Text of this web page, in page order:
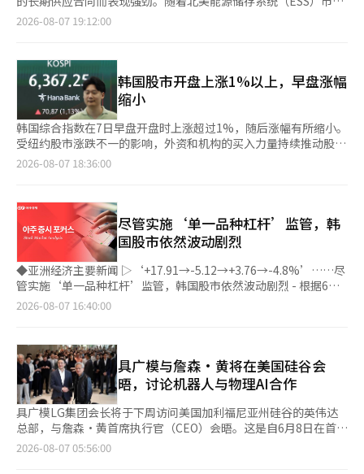
（下跌4.95%）、利诺工业（下跌2.09%）和元益IPS（下跌
5.08%）则出现下跌。※ 本报道经人工智能（AI）系统翻译与编
在延续。 持续高温也推动家电消费由产品销售向服务消费延伸。
随着空调、除湿机使用频率提高，消费者更加关注设备清洁、防霉
需求持续增长。在此背景下，韩国家电企业正加快布局订阅业务，
将产品销售与长期维护服务相结合，培育稳定收入来源。数据显
示，LG电子今年第二季度家电订阅业务销售额达6600亿韩元（约
合人民币31亿元），同比增长5%；三星电子则持续升级人工智能
（AI）家电订阅服务，并推出组合订阅优惠，进一步扩大用户规
模。 在持续高温等极端天气影响下，韩国夏季家电消费正由传统
的季节性销售逐步转向产品销售与订阅服务并重，围绕产品销售、
维护服务及订阅业务的市场竞争也进一步加剧。
的扩展，大规模供应计划的消息使得二次电池相关股票普遍受到买
韩元。 股价的上涨被解读为POSCO Future M日前宣布将在第三季
度与国内电池公司签署正式的长期供应合同的影响。 POSCO
Future M表示，此次合同是为了积极应对北美ESS需求的急剧增
长。计划从明年起至2032年，供应超过19万吨的LFP阳极材料，
但未公开客户名称。 LFP电池的输出相较于NCM（镍·钴·锰）、
NCA（镍·钴·铝）等三元电池略低，但具有较高的价格竞争力和
较长的使用寿命。最近在ESS和电动车等多个领域的使用频率不断
增加。 与此同时，因POSCO Future M的大规模供应消息，二次电
6.56%，SK创新上涨4.14%，LG能源解决方案上涨3.33%。在科
斯达克市场上，代表性的二次电池股票如EcoPro（上涨3.47%）
和EcoProBM（上涨3.41%）也纷纷上涨。※ 本报道经人工智能
（AI）系统翻译与编辑。
2026-08-07 19:12:00
韩国股市开盘上涨1%以上，早盘涨幅
缩小
韩国综合指数在7日早盘开盘时上涨超过1%，随后涨幅有所缩小。
受纽约股市涨跌不一的影响，外资和机构的买入力量持续推动股市
上涨。 根据韩国交易所的数据，截至上午9时17分，韩国综合指数
有所减少。 在证券市场上，个人投资者净卖出2598亿韩元，而外
资和机构分别净买入2838亿韩元和15亿韩元。 韩国综合指数市值
前列的股票普遍上涨。三星电子（0.87%）、SK海力士
（0.20%）、SK广场（0.72%）、三星电机（2.20%）、现代汽车
（0.25%）、LG能源解决方案（1.45%）、KB金融（0.12%）等
均有所上涨。相反，三星生物制药（-0.20%）和三星生命
（-0.87%）则出现下跌。 同一时间，科斯达克指数较前一交易日
上涨7.35点（0.92%），报809.02点。该指数开盘时较前一交易日
机构分别净买入243亿韩元和175亿韩元，而外资则净卖出412亿韩
元。 科斯达克市值前列的股票表现不一。阿尔特基（0.17%）、生
态科技（3.35%）、生态科技比姆（3.12%）、HLB（1.85%）、
ABLBio（1.08%）、佩普特龙（2.02%）等股票上涨。相反，彩
虹机器人（-3.78%）、周成工程（-0.22%）、利诺工业
（-0.15%）、元益IPS（-2.05%）等则下跌。 与此同时，纽约证
券交易所（NYSE）中，道琼斯工业平均指数下跌0.85%，标准普
尔500指数下跌0.18%，以科技股为主的纳斯达克指数下跌
2026-08-07 18:36:00
尽管实施‘单一品种杠杆’监管，韩
国股市依然波动剧烈
◆亚洲经济主要新闻 ▷‘+17.91→-5.12→+3.76→-4.8%’……尽
管实施‘单一品种杠杆’监管，韩国股市依然波动剧烈 - 根据6日
金融投资行业和资本市场研究院的报告，今年上半年韩国综合股价
局面，政府于上月30日提前实施了‘单一品种杠杆’监管，但效果
仍不明显。从7月30日以来，股指在6个交易日内出现了四次超过
4%的剧烈波动。 - 报告指出，去年初三星电子和SK海力士的市值
占比为23%，而截至6月底已飙升至55%（以KOSPI200为基准为
59%）。 - 由于仅有两家公司占据了股指的一半以上，当全球内存
半导体行业的不确定性或美中技术冲突等外部因素出现时，这两家
公司便会受到影响，进而导致整个KOSPI的暴跌，形成恶性循环。
- 其他专家也提出了类似的分析。DB证券研究中心的李炳建表
2026-08-07 16:40:00
具广模与詹森·黄将在美国硅谷会
晤，讨论机器人与物理AI合作
具广模LG集团会长将于下周访问美国加利福尼亚州硅谷的英伟达
总部，与詹森·黄首席执行官（CEO）会晤。这是自6月8日在首尔
会面以来的两个月后再度会晤。 据6日业界消息，具会长将在下周
2026-08-07 05:56:00